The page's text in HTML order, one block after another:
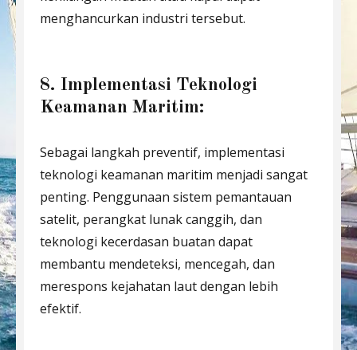
menghancurkan industri tersebut.
8. Implementasi Teknologi
Keamanan Maritim:
Sebagai langkah preventif, implementasi
teknologi keamanan maritim menjadi sangat
penting. Penggunaan sistem pemantauan
satelit, perangkat lunak canggih, dan
teknologi kecerdasan buatan dapat
membantu mendeteksi, mencegah, dan
merespons kejahatan laut dengan lebih
efektif.